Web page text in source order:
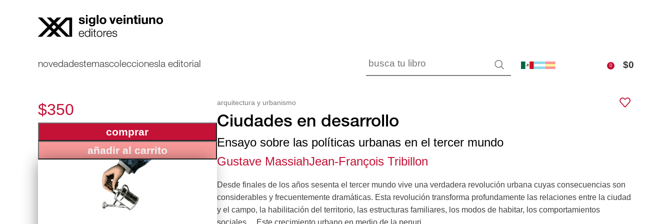
novedadestemascolecciones la editorial 0 $0
$350
añadir al carrito
comprar
arquitectura y urbanismo
Ciudades en desarrollo
Ensayo sobre las políticas urbanas en el tercer mundo
Gustave MassiahJean-François Tribillon
Desde finales de los años sesenta el tercer mundo vive una verdadera revolución urbana cuyas consecuencias son
considerables y frecuentemente dramáticas. Esta revolución transforma profundamente las relaciones entre la ciudad
y el campo, la habilitación del territorio, las estructuras familiares, los modos de habitar, los comportamientos
sociales… Este crecimiento urbano en medio de la penuri...